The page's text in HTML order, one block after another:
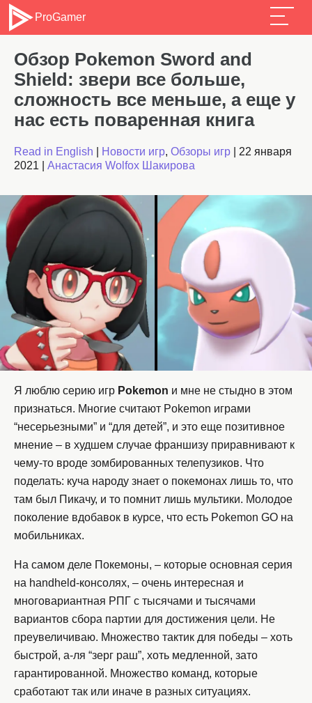
ProGamer
Обзор Pokemon Sword and
Shield: звери все больше,
сложность все меньше, а еще у
нас есть поваренная книга
Read in English Новости игр, Обзоры игр
22 января
2021
Анастасия Wolfox Шакирова
Я люблю серию игр Pokemon и мне не стыдно в этом
признаться. Многие считают Pokemon играми
“несерьезными” и “для детей”, и это еще позитивное
мнение – в худшем случае франшизу приравнивают к
чему-то вроде зомбированных телепузиков. Что
поделать: куча народу знает о покемонах лишь то, что
там был Пикачу, и то помнит лишь мультики. Молодое
поколение вдобавок в курсе, что есть Pokemon GO на
мобильниках.
На самом деле Покемоны, – которые основная серия
на handheld-консолях, – очень интересная и
многовариантная РПГ с тысячами и тысячами
вариантов сбора партии для достижения цели. Не
преувеличиваю. Множество тактик для победы – хоть
быстрой, а-ля “зерг раш”, хоть медленной, зато
гарантированной. Множество команд, которые
сработают так или иначе в разных ситуациях.